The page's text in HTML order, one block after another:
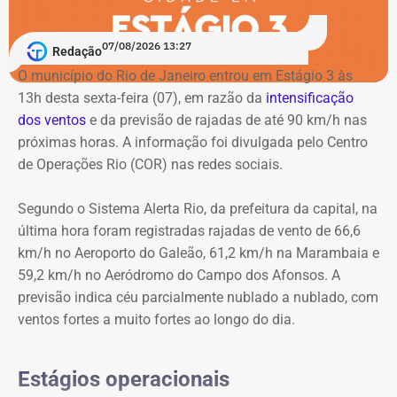
Bahia (UFBA), descobriram no Acervo Público da Bahia
doscumentos que comprovam que Luíza foi mãe do
advogado e jornalista Luiz Gama, um dos principais
abolicionistas do Brasil no século XIX.
O Cristo Redentor também será iluminado em lilás em
homenagem aos 20 anos da Lei Maria da Penha.
Como buscar ajuda
Ligue 180 – Central de Atendimento à Mulher
Aplicativo Rede Mulher
(DEAMs)
Centros Especializados de Atendimento à Mulher
(CEAMs)
Centros Integrados de Atendimento à Mulher (CIAMs)
Patrulha Maria da Penha, da Polícia Militar, para
acompanhamento de medidas protetivas
Redação07/08/2026 13:27
O município do Rio de Janeiro entrou em Estágio 3 às
13h desta sexta-feira (07), em razão da intensificação
dos ventos e da previsão de rajadas de até 90 km/h nas
próximas horas. A informação foi divulgada pelo Centro
de Operações Rio (COR) nas redes sociais.
Segundo o Sistema Alerta Rio, da prefeitura da capital, na
última hora foram registradas rajadas de vento de 66,6
km/h no Aeroporto do Galeão, 61,2 km/h na Marambaia e
59,2 km/h no Aeródromo do Campo dos Afonsos. A
previsão indica céu parcialmente nublado a nublado, com
ventos fortes a muito fortes ao longo do dia.
Estágios operacionais